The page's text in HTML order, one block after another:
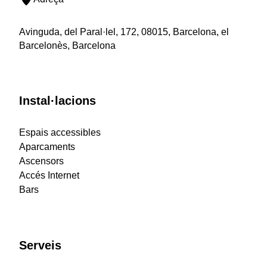
Avinguda, del Paral·lel, 172, 08015, Barcelona, el
Barcelonès, Barcelona
Instal·lacions
Espais accessibles
Aparcaments
Ascensors
Accés Internet
Bars
Serveis